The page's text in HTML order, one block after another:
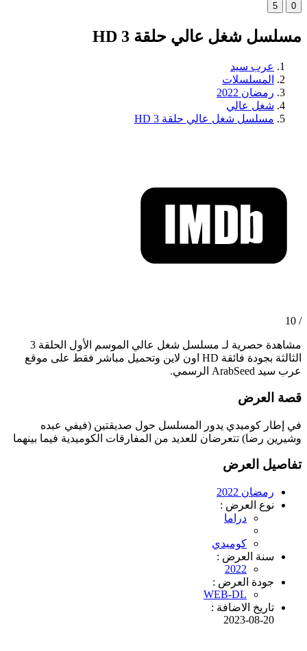
0
5
مسلسل شغل عالي حلقة 3 HD
عرب سيد
المسلسلات
رمضان 2022
شغل عالي
مسلسل شغل عالي حلقة 3 HD
/ 10
مشاهدة حصرية لـ مسلسل شغل عالي الموسم الأول الحلقة 3
الثالثة بجودة فائقة HD اون لاين وتحميل مباشر فقط على موقع
عرب سيد ArabSeed الرسمي.
قصة العرض
في إطار كوميدي يدور المسلسل حول صديقتين (فيفي عبده
وشيرين رضا) تتعرضان للعديد من المفارقات الكوميدية فيما بينهما
تفاصيل العرض
رمضان 2022
نوع العرض :
دراما
كوميدي
سنة العرض :
2022
جودة العرض :
WEB-DL
تاريخ الاضافة :
2023-08-20